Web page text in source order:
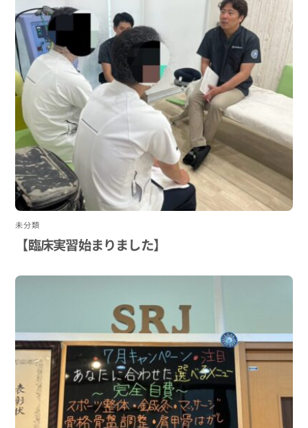
未分類
【臨床実習始まりました】